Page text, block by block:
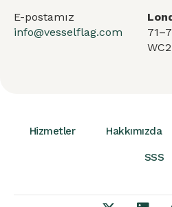
E-postamız
info@vesselflag.com
Hizmetler Hakkımızda
SSS